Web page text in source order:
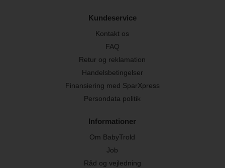
Kundeservice
Kontakt os
FAQ
Retur og reklamation
Handelsbetingelser
Finansiering med SparXpress
Persondata politik
Informationer
Om BabyTrold
Job
Råd og vejledning